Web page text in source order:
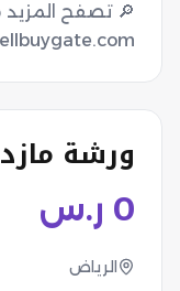
🔎 تصفح المزيد
ورشة
0 ر.س
الرياض